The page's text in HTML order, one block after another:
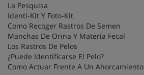
La Pesquisa
Identi-Kit Y Foto-Kit
Como Recoger Rastros De Semen
Manchas De Orina Y Materia Fecal
Los Rastros De Pelos
¿Puede Identificarse El Pelo?
Como Actuar Frente A Un Ahorcamiento